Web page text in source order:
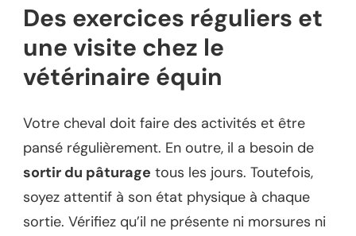
Des exercices réguliers et
une visite chez le
vétérinaire équin
Votre cheval doit faire des activités et être
pansé régulièrement. En outre, il a besoin de
sortir du pâturage tous les jours. Toutefois,
soyez attentif à son état physique à chaque
sortie. Vérifiez qu’il ne présente ni morsures ni